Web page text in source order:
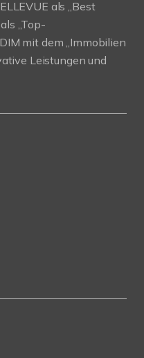
als „Best
„Top-
mit dem „Immobilien
Leistungen und